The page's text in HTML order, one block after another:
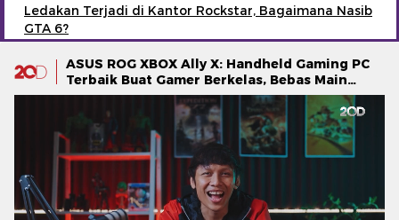
Ledakan Terjadi di Kantor Rockstar, Bagaimana Nasib
GTA 6?
ASUS ROG XBOX Ally X: Handheld Gaming PC
Terbaik Buat Gamer Berkelas, Bebas Main
Tanpa Batas